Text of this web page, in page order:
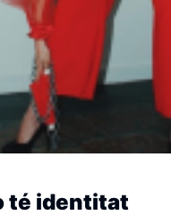
té identitat